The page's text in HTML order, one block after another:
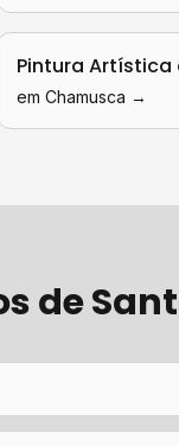
Pintura Artística
em Chamusca →
de